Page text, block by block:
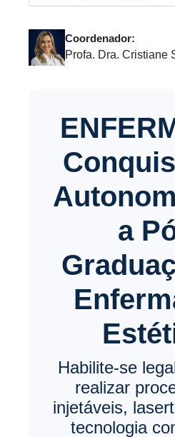
Coordenador:
Profa. Dra. Cristiane
a
Habilite-se
realizar
injetáveis,
tecnologia